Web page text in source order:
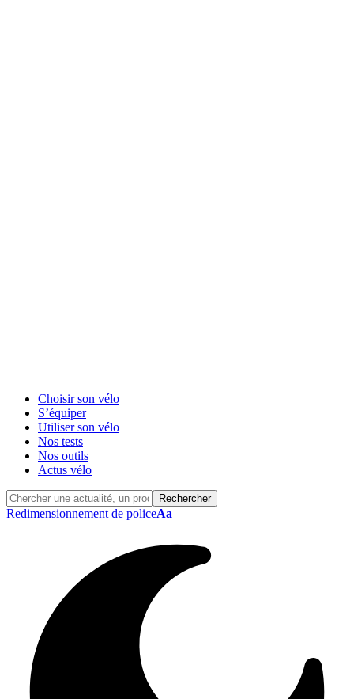
Choisir son vélo
S’équiper
Utiliser son vélo
Nos tests
Nos outils
Actus vélo
Redimensionnement de policeAa